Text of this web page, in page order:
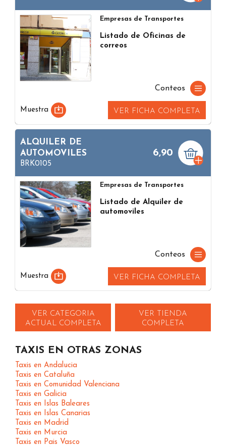
Empresas de Transportes
Listado de Oficinas de
correos
Conteos
Muestra VER FICHA COMPLETA
ALQUILER DE
AUTOMOVILES
BRK0105
6,90
Empresas de Transportes
Listado de Alquiler de
automoviles
Conteos
Muestra VER FICHA COMPLETA
VER CATEGORIA
ACTUAL COMPLETA
VER TIENDA
COMPLETA
TAXIS EN OTRAS ZONAS
Taxis en Andalucia
Taxis en Cataluña
Taxis en Comunidad Valenciana
Taxis en Galicia
Taxis en Islas Baleares
Taxis en Islas Canarias
Taxis en Madrid
Taxis en Murcia
Taxis en Pais Vasco